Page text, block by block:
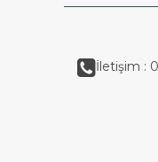
İletişim :